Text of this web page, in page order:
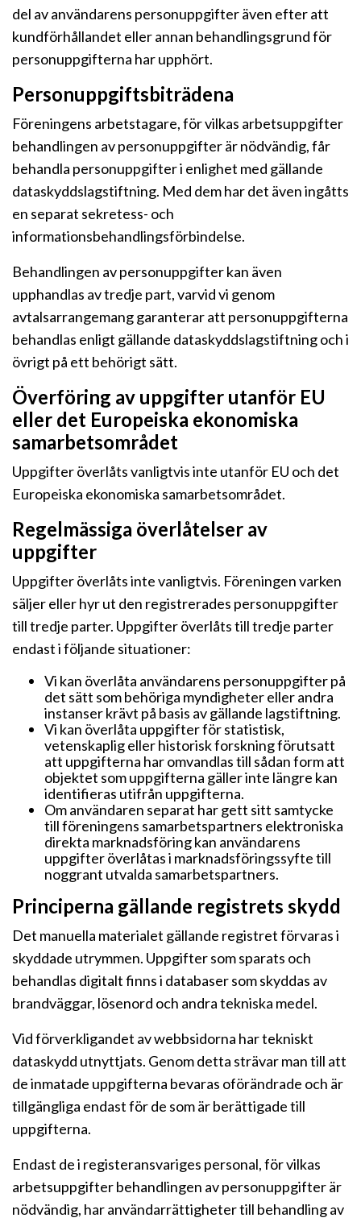
del av användarens personuppgifter även efter att
kundförhållandet eller annan behandlingsgrund för
personuppgifterna har upphört.
Personuppgiftsbiträdena
Föreningens arbetstagare, för vilkas arbetsuppgifter
behandlingen av personuppgifter är nödvändig, får
behandla personuppgifter i enlighet med gällande
dataskyddslagstiftning. Med dem har det även ingåtts
en separat sekretess- och
informationsbehandlingsförbindelse.
Behandlingen av personuppgifter kan även
upphandlas av tredje part, varvid vi genom
avtalsarrangemang garanterar att personuppgifterna
behandlas enligt gällande dataskyddslagstiftning och i
övrigt på ett behörigt sätt.
Överföring av uppgifter utanför EU
eller det Europeiska ekonomiska
samarbetsområdet
Uppgifter överlåts vanligtvis inte utanför EU och det
Europeiska ekonomiska samarbetsområdet.
Regelmässiga överlåtelser av
uppgifter
Uppgifter överlåts inte vanligtvis. Föreningen varken
säljer eller hyr ut den registrerades personuppgifter
till tredje parter. Uppgifter överlåts till tredje parter
endast i följande situationer:
Vi kan överlåta användarens personuppgifter på
det sätt som behöriga myndigheter eller andra
instanser krävt på basis av gällande lagstiftning.
Vi kan överlåta uppgifter för statistisk,
vetenskaplig eller historisk forskning förutsatt
att uppgifterna har omvandlas till sådan form att
objektet som uppgifterna gäller inte längre kan
identifieras utifrån uppgifterna.
Om användaren separat har gett sitt samtycke
till föreningens samarbetspartners elektroniska
direkta marknadsföring kan användarens
uppgifter överlåtas i marknadsföringssyfte till
noggrant utvalda samarbetspartners.
Principerna gällande registrets skydd
Det manuella materialet gällande registret förvaras i
skyddade utrymmen. Uppgifter som sparats och
behandlas digitalt finns i databaser som skyddas av
brandväggar, lösenord och andra tekniska medel.
Vid förverkligandet av webbsidorna har tekniskt
dataskydd utnyttjats. Genom detta strävar man till att
de inmatade uppgifterna bevaras oförändrade och är
tillgängliga endast för de som är berättigade till
uppgifterna.
Endast de i registeransvariges personal, för vilkas
arbetsuppgifter behandlingen av personuppgifter är
nödvändig, har användarrättigheter till behandling av